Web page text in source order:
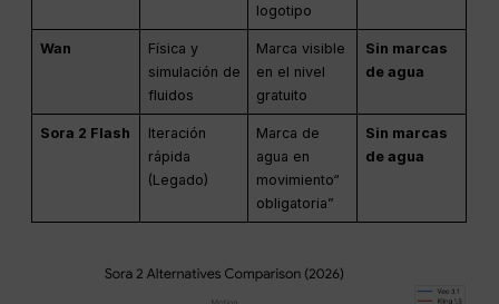
logotipo
Wan
Física y
simulación de
fluidos
Marca visible
en el nivel
gratuito
Sin marcas
de agua
Sora 2 Flash
Iteración
rápida
(Legado)
Marca de
agua en
movimiento“
obligatoria”
Sin marcas
de agua